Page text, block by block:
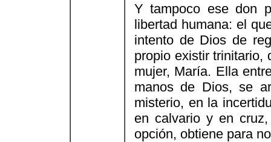
Y tampoco ese don
libertad humana: el
intento de Dios de
propio existir trinitario,
mujer, María. Ella
manos de Dios, se
misterio, en la
en calvario y en
opción, obtiene para